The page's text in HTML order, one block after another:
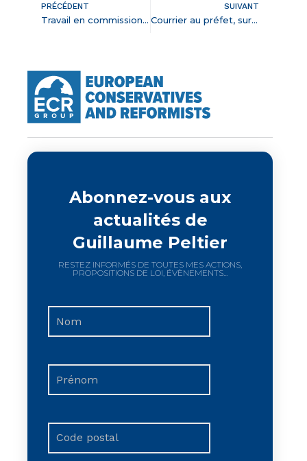
PRÉCÉDENT
Travail en commission à l’Assemblée nationale le mercredi 17 novembre 2021
SUIVANT
Courrier au préfet, sur les dérives communautaristes et islamistes en Loir-et-Cher
Abonnez-vous aux
actualités de
Guillaume Peltier
RESTEZ INFORMÉS DE TOUTES MES ACTIONS,
PROPOSITIONS DE LOI, ÉVÈNEMENTS...